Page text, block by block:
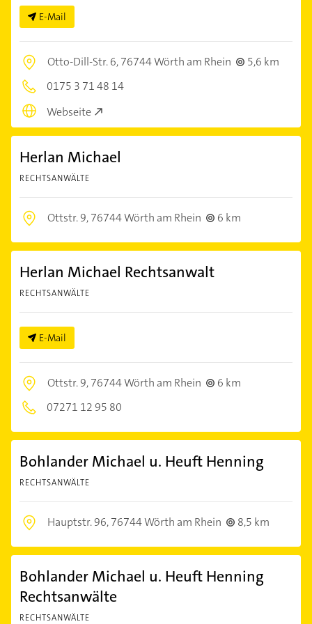
E-Mail
Otto-Dill-Str. 6,76744 Wörth am Rhein
5,6 km
0175 3 71 48 14
Webseite
Herlan Michael
RECHTSANWÄLTE
Ottstr. 9,76744 Wörth am Rhein 6 km
Herlan Michael Rechtsanwalt
RECHTSANWÄLTE
E-Mail
Ottstr. 9,76744 Wörth am Rhein
6 km
07271 12 95 80
Bohlander Michael u. Heuft Henning
RECHTSANWÄLTE
Hauptstr. 96,76744 Wörth am Rhein 8,5 km
Bohlander Michael u. Heuft Henning
Rechtsanwälte
RECHTSANWÄLTE